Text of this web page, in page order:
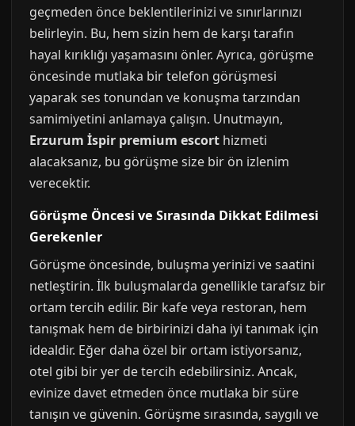
geçmeden önce beklentilerinizi ve sınırlarınızı
belirleyin. Bu, hem sizin hem de karşı tarafın
hayal kırıklığı yaşamasını önler. Ayrıca, görüşme
öncesinde mutlaka bir telefon görüşmesi
yaparak ses tonundan ve konuşma tarzından
samimiyetini anlamaya çalışın. Unutmayın,
Erzurum İspir premium escort hizmeti
alacaksanız, bu görüşme size bir ön izlenim
verecektir.
Görüşme Öncesi ve Sırasında Dikkat Edilmesi
Gerekenler
Görüşme öncesinde, buluşma yerinizi ve saatini
netleştirin. İlk buluşmalarda genellikle tarafsız bir
ortam tercih edilir. Bir kafe veya restoran, hem
tanışmak hem de birbirinizi daha iyi tanımak için
idealdir. Eğer daha özel bir ortam istiyorsanız,
otel gibi bir yer de tercih edebilirsiniz. Ancak,
evinize davet etmeden önce mutlaka bir süre
tanışın ve güvenin. Görüşme sırasında, saygılı ve